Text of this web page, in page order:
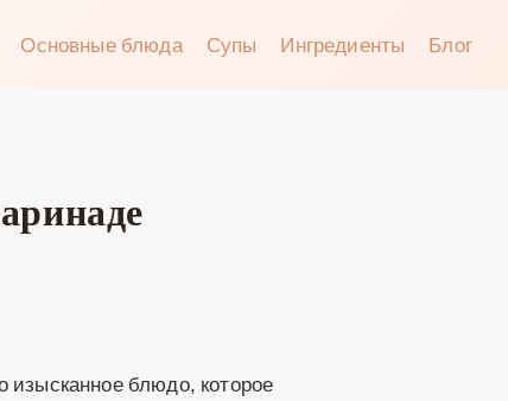
Основные блюда Супы Ингредиенты Блог
блюдо, которое